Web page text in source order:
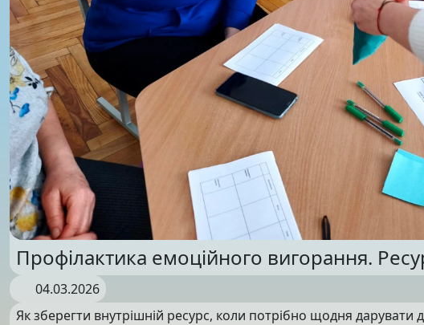
Профілактика емоційного вигорання.
04.03.2026
Як зберегти внутрішній ресурс, коли потрібно щодня дарувати